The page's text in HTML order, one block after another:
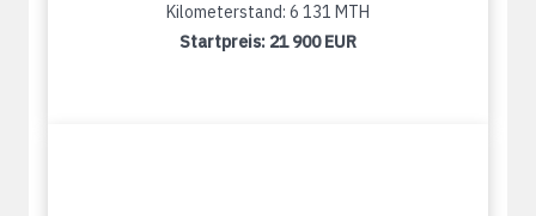
Kilometerstand: 6 131 MTH
Startpreis: 21 900 EUR